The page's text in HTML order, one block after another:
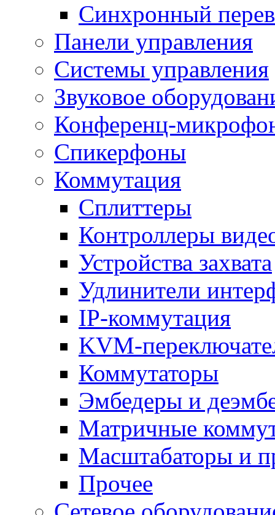
Синхронный
Панели управления
Системы управления
Звуковое
Конференц-
Спикерфоны
Коммутация
Сплиттеры
Контроллеры
Устройства захвата
Удлинители
IP-коммутация
KVM-
Коммутаторы
Эмбедеры и
Матричные
Масштабаторы и
Прочее